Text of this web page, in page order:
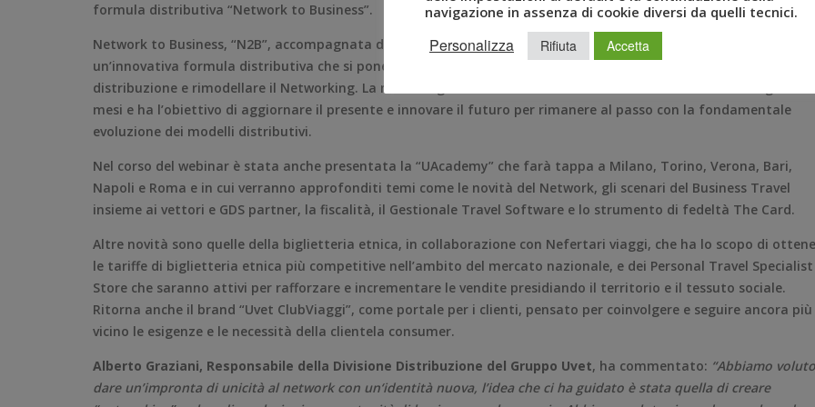
formula distributiva “Network to Business”.
Network to Business, “N2B”, accompagnata dal claim “Il Business dal Network con il Network per il Network”, è
un’innovativa formula distributiva che si pone come obiettivi quelli di sostenere la produzione, incrementare la
distribuzione e rimodellare il Networking. La nuova organizzazione è frutto di numerosi cambiamenti degli ultimi
mesi e ha l’obiettivo di aggiornare il presente e innovare il futuro per rimanere al passo con la fondamentale
evoluzione dei modelli distributivi.
Nel corso del webinar è stata anche presentata la “UAcademy” che farà tappa a Milano, Torino, Verona, Bari,
Napoli e Roma e in cui verranno approfonditi temi come le novità del Network, gli scenari del Business Travel
insieme ai vettori e GDS partner, la fiscalità, il Gestionale Travel Software e lo strumento di fedeltà The Card.
Altre novità sono quelle della biglietteria etnica, in collaborazione con Nefertari viaggi, che ha lo scopo di
le tariffe di biglietteria etnica più competitive nell’ambito del mercato nazionale, e dei Personal Travel Specialist
Store che saranno attivi per rafforzare e incrementare le vendite presidiando il territorio e il tessuto sociale.
Ritorna anche il brand “Uvet ClubViaggi”, come portale per i clienti, pensato per coinvolgere e seguire ancora più
vicino le esigenze e le necessità della clientela consumer.
Alberto Graziani, Responsabile della Divisione Distribuzione del Gruppo Uvet, ha commentato: “Abbiamo voluto
dare un’impronta di unicità al network con un‘identità nuova, l’idea che ci ha guidato è stata quella di creare
navigazione in assenza di cookie diversi da quelli tecnici.
Personalizza Rifiuta Accetta